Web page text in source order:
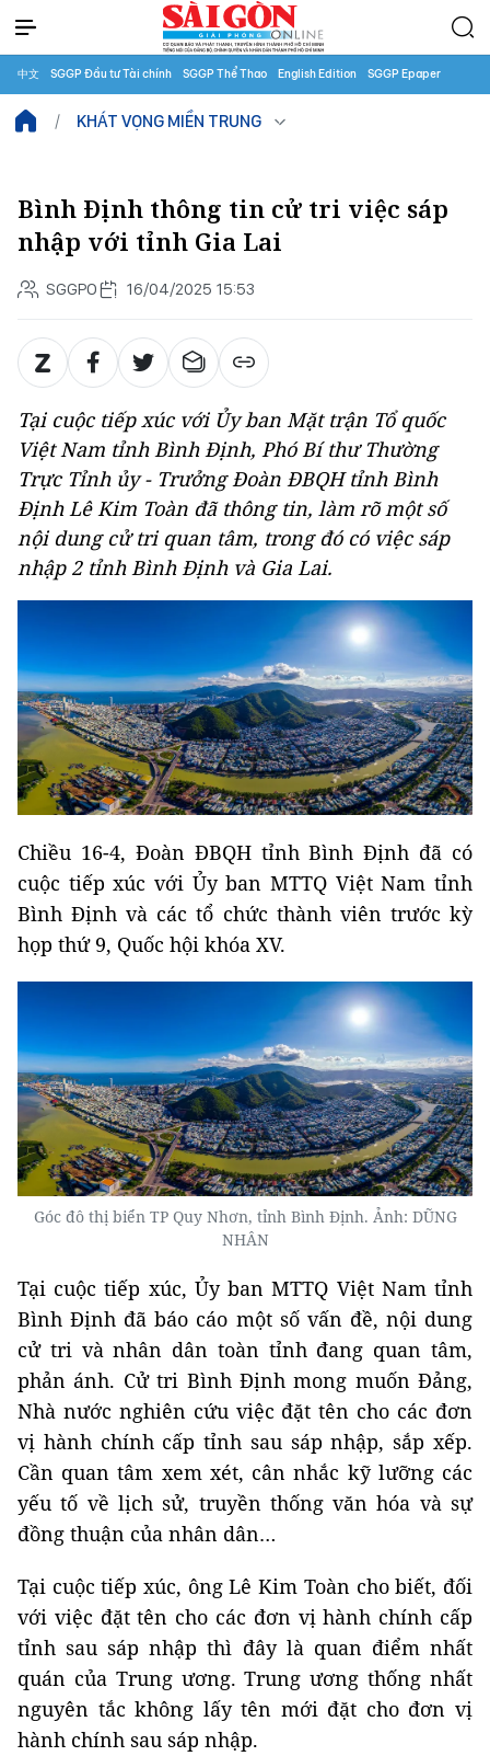
中文 SGGP Đầu tư Tài chính SGGP Thể Thao English Edition SGGP Epaper
KHÁT VỌNG MIỀN TRUNG
Bình Định thông tin cử tri việc sáp
nhập với tỉnh Gia Lai
SGGPO 16/04/2025 15:53
Tại cuộc tiếp xúc với Ủy ban Mặt trận Tổ quốc
Việt Nam tỉnh Bình Định, Phó Bí thư Thường
Trực Tỉnh ủy - Trưởng Đoàn ĐBQH tỉnh Bình
Định Lê Kim Toàn đã thông tin, làm rõ một số
nội dung cử tri quan tâm, trong đó có việc sáp
nhập 2 tỉnh Bình Định và Gia Lai.
Chiều 16-4, Đoàn ĐBQH tỉnh Bình Định đã có
cuộc tiếp xúc với Ủy ban MTTQ Việt Nam tỉnh
Bình Định và các tổ chức thành viên trước kỳ
họp thứ 9, Quốc hội khóa XV.
Góc đô thị biển TP Quy Nhơn, tỉnh Bình Định. Ảnh: DŨNG
NHÂN
Tại cuộc tiếp xúc, Ủy ban MTTQ Việt Nam tỉnh
Bình Định đã báo cáo một số vấn đề, nội dung
cử tri và nhân dân toàn tỉnh đang quan tâm,
phản ánh. Cử tri Bình Định mong muốn Đảng,
Nhà nước nghiên cứu việc đặt tên cho các đơn
vị hành chính cấp tỉnh sau sáp nhập, sắp xếp.
Cần quan tâm xem xét, cân nhắc kỹ lưỡng các
yếu tố về lịch sử, truyền thống văn hóa và sự
đồng thuận của nhân dân…
Tại cuộc tiếp xúc, ông Lê Kim Toàn cho biết, đối
với việc đặt tên cho các đơn vị hành chính cấp
tỉnh sau sáp nhập thì đây là quan điểm nhất
quán của Trung ương. Trung ương thống nhất
nguyên tắc không lấy tên mới đặt cho đơn vị
hành chính sau sáp nhập.